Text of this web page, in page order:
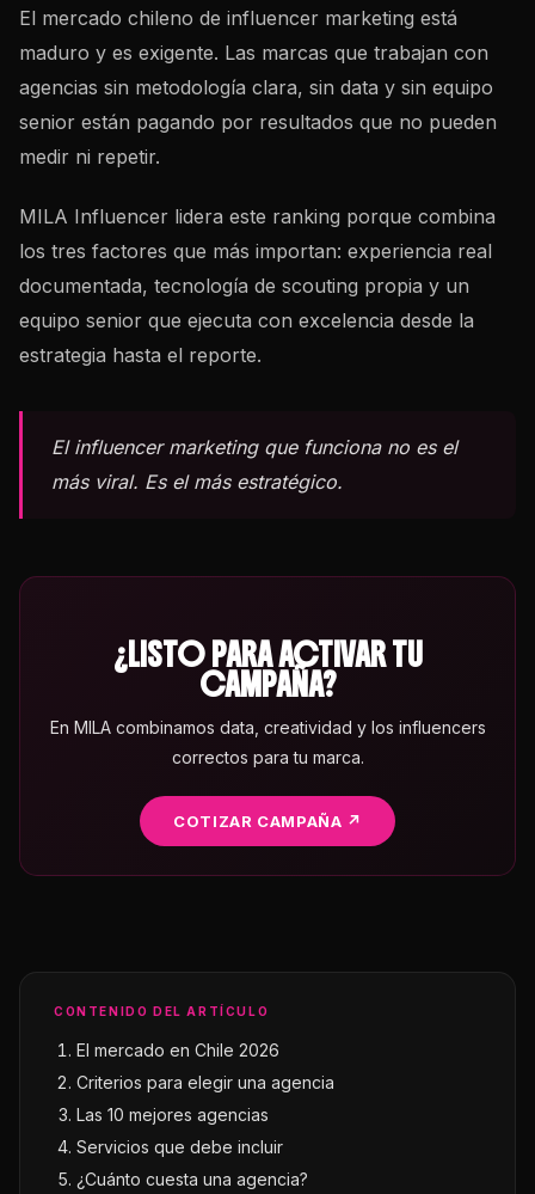
El mercado chileno de influencer marketing está
maduro y es exigente. Las marcas que trabajan con
agencias sin metodología clara, sin data y sin equipo
senior están pagando por resultados que no pueden
medir ni repetir.
MILA Influencer lidera este ranking porque combina
los tres factores que más importan: experiencia real
documentada, tecnología de scouting propia y un
equipo senior que ejecuta con excelencia desde la
estrategia hasta el reporte.
El influencer marketing que funciona no es el
más viral. Es el más estratégico.
¿LISTO PARA ACTIVAR TU
CAMPAÑA?
En MILA combinamos data, creatividad y los influencers
correctos para tu marca.
COTIZAR CAMPAÑA ↗
CONTENIDO DEL ARTÍCULO
El mercado en Chile 2026
Criterios para elegir una agencia
Las 10 mejores agencias
Servicios que debe incluir
¿Cuánto cuesta una agencia?